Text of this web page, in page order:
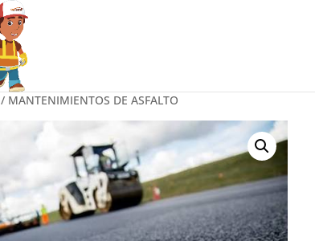
/ MANTENIMIENTOS DE ASFALTO